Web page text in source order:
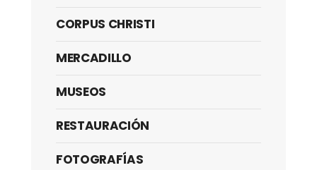
CORPUS CHRISTI
MERCADILLO
MUSEOS
RESTAURACIÓN
FOTOGRAFÍAS